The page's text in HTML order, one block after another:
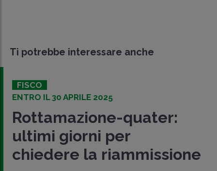
Ti potrebbe interessare anche
FISCO
ENTRO IL 30 APRILE 2025
Rottamazione-quater:
ultimi giorni per
chiedere la riammissione